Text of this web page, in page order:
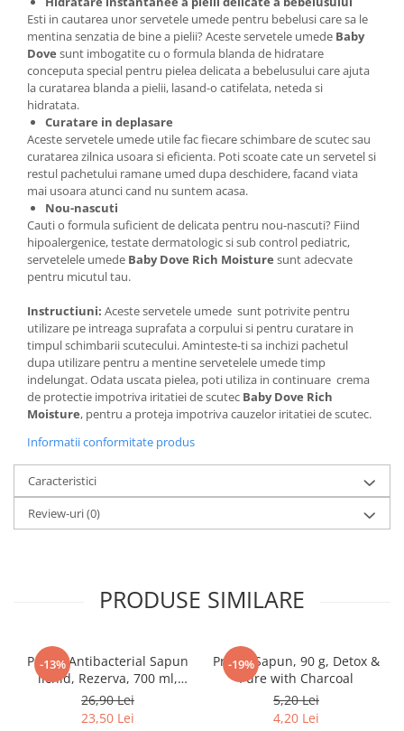
Esti in cautarea unor servetele umede pentru bebelusi care sa le
mentina senzatia de bine a pielii? Aceste servetele umede Baby
Dove sunt imbogatite cu o formula blanda de hidratare
conceputa special pentru pielea delicata a bebelusului care ajuta
la curatarea blanda a pielii, lasand-o catifelata, neteda si
hidratata.
Curatare in deplasare
Aceste servetele umede utile fac fiecare schimbare de scutec sau
curatarea zilnica usoara si eficienta. Poti scoate cate un servetel si
restul pachetului ramane umed dupa deschidere, facand viata
mai usoara atunci cand nu suntem acasa.
Nou-nascuti
Cauti o formula suficient de delicata pentru nou-nascuti? Fiind
hipoalergenice, testate dermatologic si sub control pediatric,
servetelele umede Baby Dove Rich Moisture sunt adecvate
pentru micutul tau.
Instructiuni: Aceste servetele umede sunt potrivite pentru
utilizare pe intreaga suprafata a corpului si pentru curatare in
timpul schimbarii scutecului. Aminteste-ti sa inchizi pachetul
dupa utilizare pentru a mentine servetelele umede timp
indelungat. Odata uscata pielea, poti utiliza in continuare crema
de protectie impotriva iritatiei de scutec Baby Dove Rich
Moisture, pentru a proteja impotriva cauzelor iritatiei de scutec.
Informatii conformitate produs
Caracteristici
Review-uri(0)
PRODUSE SIMILARE
-13%
Protex Antibacterial Sapun
lichid, Rezerva, 700 ml,
Fresh
26,90 Lei
23,50 Lei
-19%
Protex Sapun, 90 g, Detox &
Pure with Charcoal
5,20 Lei
4,20 Lei